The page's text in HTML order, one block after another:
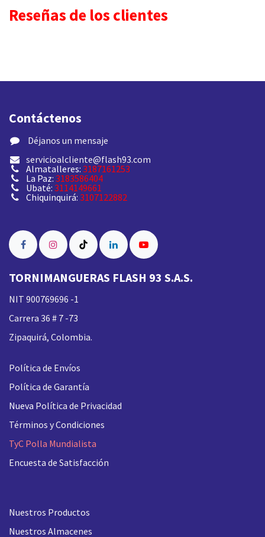
Reseñas de los clientes
Contáctenos
​ Déjanos un mensaje
servicioalcliente@flash93.com
Almatalleres: 3187161253
La Paz: 3183586404
Ubaté: 3114149661
Chiquinquirá: 3107122882
TORNIMANGUERAS FLASH 93 S.A.S.
NIT 900769696 -1
Carrera 36 # 7 -73
Zipaquirá, Colombia.
Política de Envíos
Política de Garantía
Nueva Política de Privacidad
Términos y Condiciones
TyC Polla Mundialista
Encuesta de Satisfacción
Nuestros Productos
Nuestros Almacenes